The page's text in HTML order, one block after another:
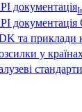
документація
документація
та приклади
у